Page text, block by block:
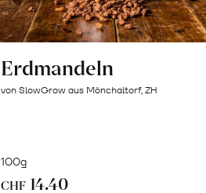
Erdmandeln
von SlowGrow aus Mönchaltorf, ZH
100g
CHF 14.40